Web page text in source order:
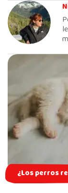
¿Los perros